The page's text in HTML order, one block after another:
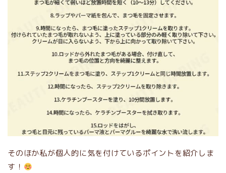
そのほか私が個人的に気を付けているポイントを紹介しま
す！